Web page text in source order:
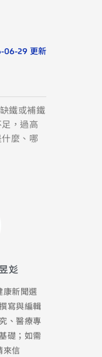
06-29 更新
鐵或補鐵
，過高
麼、哪
彣
康新聞選
寫與編輯
、醫療專
礎；如需
來信